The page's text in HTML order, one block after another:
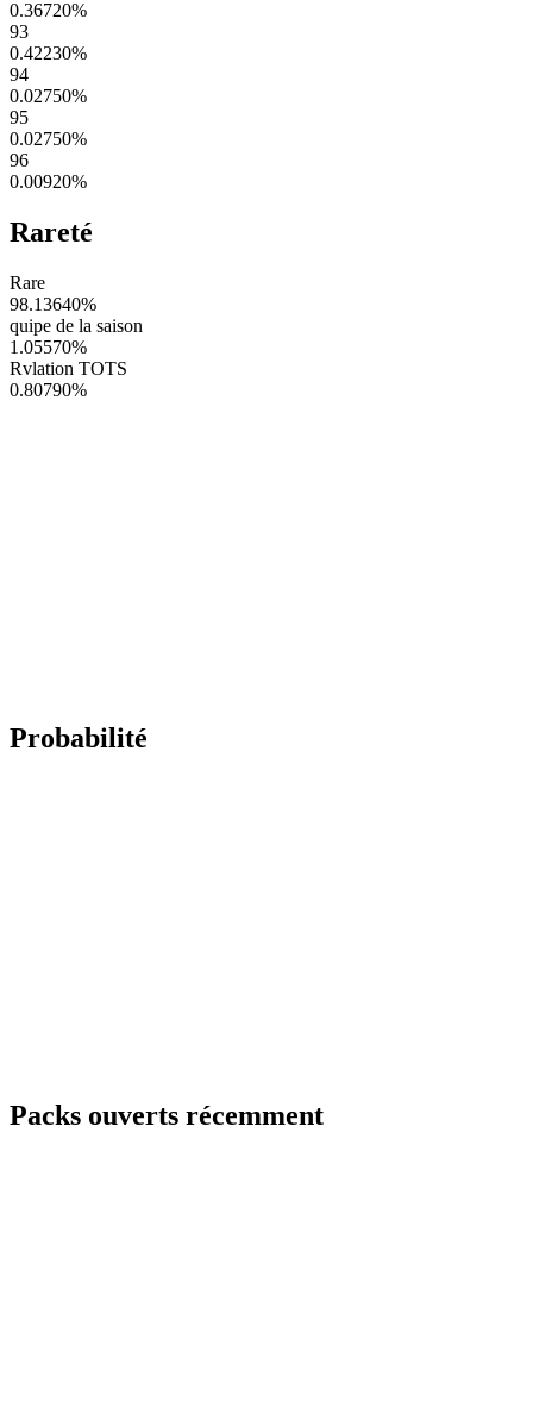
0.36720%
93
0.42230%
94
0.02750%
95
0.02750%
96
0.00920%
Rareté
Rare
98.13640%
quipe de la saison
1.05570%
Rvlation TOTS
0.80790%
Probabilité
Packs ouverts récemment